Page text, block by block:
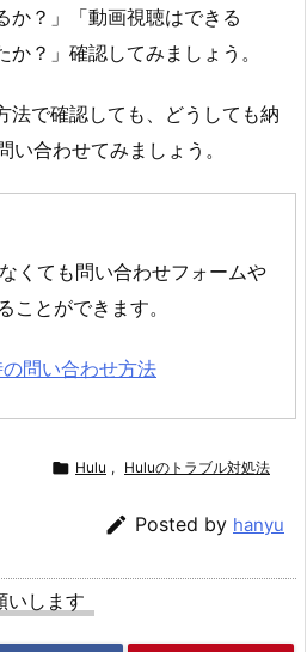
か？」「動画視聴はできる
？」確認してみましょう。
法で確認しても、どうしても納
合わせてみましょう。
くても問い合わせフォームや
ことができます。
問い合わせ方法
 Hulu , Huluのトラブル対処法
 Posted by hanyu
いします